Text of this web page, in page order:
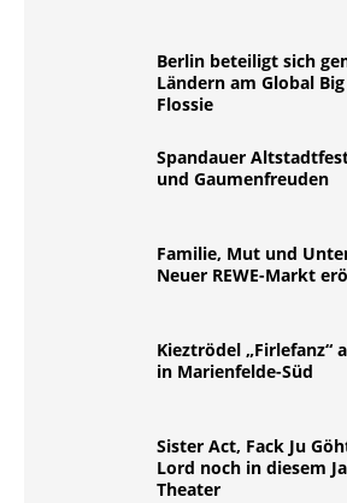
Berlin beteiligt sich
Ländern am Global
Flossie
Spandauer
und Gaumenfreuden
Familie, Mut und
Neuer REWE-Markt
Kieztrödel „Firlefanz“
in Marienfelde-Süd
Sister Act, Fack Ju
Lord noch in diesem
Theater